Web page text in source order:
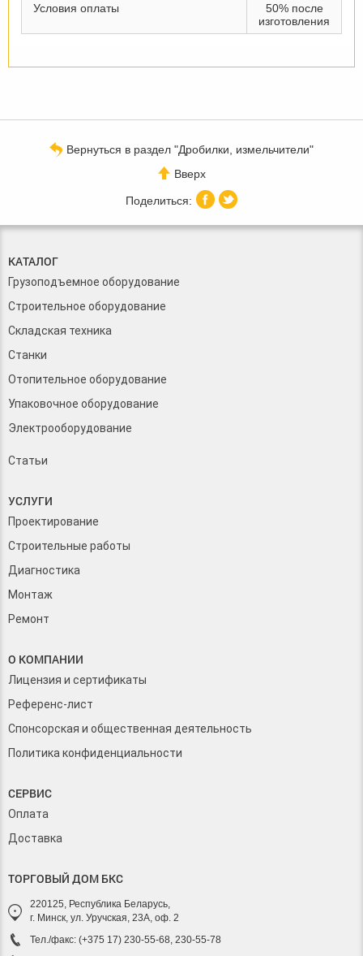
Условия оплаты
50% после
изготовления
Вернуться в раздел "Дробилки, измельчители"
Вверх
КАТАЛОГ
Грузоподъемное оборудование
Строительное оборудование
Складская техника
Станки
Отопительное оборудование
Упаковочное оборудование
Электрооборудование
Статьи
УСЛУГИ
Проектирование
Строительные работы
Диагностика
Монтаж
Ремонт
О КОМПАНИИ
Лицензия и сертификаты
Референс-лист
Спонсорская и общественная деятельность
Политика конфиденциальности
СЕРВИС
Оплата
Доставка
ТОРГОВЫЙ ДОМ БКС
220125, Республика Беларусь,
г. Минск, ул. Уручская, 23А, оф. 2
Тел./факс: (+375 17) 230-55-68, 230-55-78